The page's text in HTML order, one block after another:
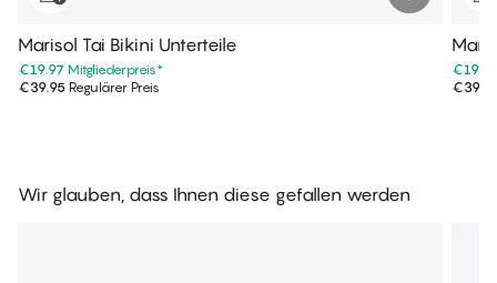
Marisol Tai Bikini Unterteile
€19.97 Mitgliederpreis*
€39.95 Regulärer Preis
€19.97
Wir glauben, dass Ihnen diese gefallen werden